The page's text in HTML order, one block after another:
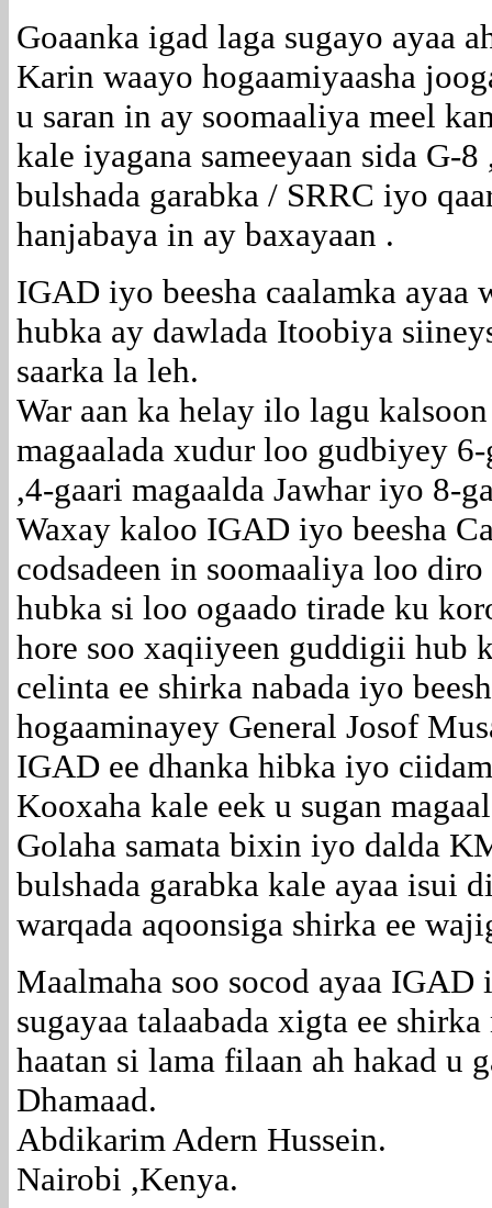
Goaanka igad laga sugayo ayaa
Karin waayo hogaamiyaasha
u saran in ay soomaaliya meel
kale iyagana sameeyaan sida G-
bulshada garabka / SRRC iyo
hanjabaya in ay baxayaan .
IGAD iyo beesha caalamka
hubka ay dawlada Itoobiya
saarka la leh.
War aan ka helay ilo lagu
magaalada xudur loo gudbiyey
,4-gaari magaalda Jawhar iyo 8-
Waxay kaloo IGAD iyo beesha
codsadeen in soomaaliya loo
hubka si loo ogaado tirade ku
hore soo xaqiiyeen guddigii hub
celinta ee shirka nabada iyo
hogaaminayey General Josof
IGAD ee dhanka hibka iyo
Kooxaha kale eek u sugan
Golaha samata bixin iyo dalda
bulshada garabka kale ayaa isui
warqada aqoonsiga shirka ee
Maalmaha soo socod ayaa IGAD
sugayaa talaabada xigta ee
haatan si lama filaan ah hakad u
Dhamaad.
Abdikarim Adern Hussein.
Nairobi ,Kenya.